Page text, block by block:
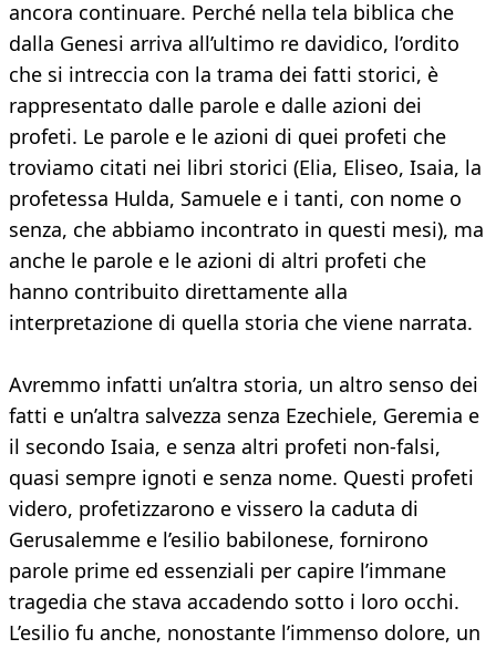
ancora continuare. Perché nella tela biblica che
dalla Genesi arriva all’ultimo re davidico, l’ordito
che si intreccia con la trama dei fatti storici, è
rappresentato dalle parole e dalle azioni dei
profeti. Le parole e le azioni di quei profeti che
troviamo citati nei libri storici (Elia, Eliseo, Isaia, la
profetessa Hulda, Samuele e i tanti, con nome o
senza, che abbiamo incontrato in questi mesi), ma
anche le parole e le azioni di altri profeti che
hanno contribuito direttamente alla
interpretazione di quella storia che viene narrata.
Avremmo infatti un’altra storia, un altro senso dei
fatti e un’altra salvezza senza Ezechiele, Geremia e
il secondo Isaia, e senza altri profeti non-falsi,
quasi sempre ignoti e senza nome. Questi profeti
videro, profetizzarono e vissero la caduta di
Gerusalemme e l’esilio babilonese, fornirono
parole prime ed essenziali per capire l’immane
tragedia che stava accadendo sotto i loro occhi.
L’esilio fu anche, nonostante l’immenso dolore, un